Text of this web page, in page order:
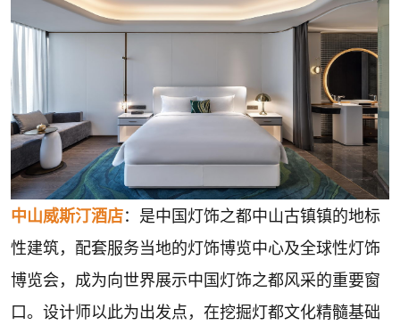
中山威斯汀酒店：是中国灯饰之都中山古镇镇的地标
性建筑，配套服务当地的灯饰博览中心及全球性灯饰
博览会，成为向世界展示中国灯饰之都风采的重要窗
口。设计师以此为出发点，在挖掘灯都文化精髓基础